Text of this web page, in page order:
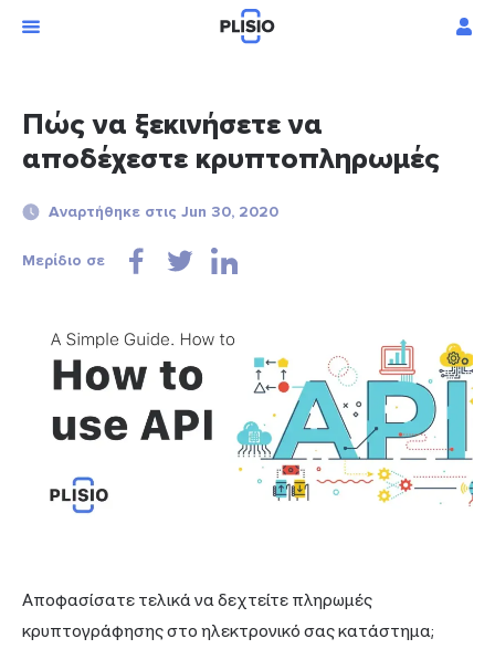
Πώς να ξεκινήσετε να
αποδέχεστε κρυπτοπληρωμές
Αναρτήθηκε στις Jun 30, 2020
Μερίδιο σε
Αποφασίσατε τελικά να δεχτείτε πληρωμές
κρυπτογράφησης στο ηλεκτρονικό σας κατάστημα;